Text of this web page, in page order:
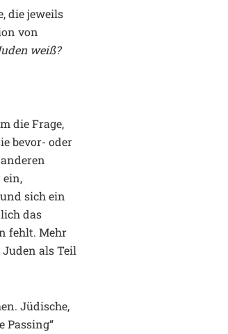
die jeweils
von
weiß?
die Frage,
bevor- oder
ein,
sich ein
das
fehlt. Mehr
als Teil
Jüdische,
Passing“